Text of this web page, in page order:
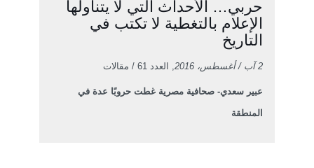
حربي… الأحداث التي لا يتناولها
الإعلام بالتغطية لا تكتب في
التاريخ
2 آب / أغسطس، 2016 , العدد 61 / مقالات
عبير سعدي- صحافية مصرية غطت حروبًا عدة في
المنطقة